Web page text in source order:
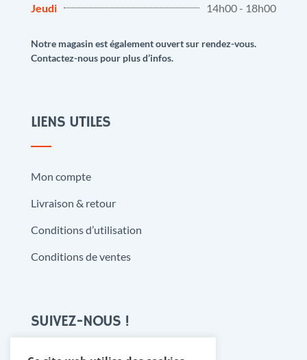
Jeudi
14h00 - 18h00
Notre magasin est également ouvert sur rendez-vous.
Contactez-nous pour plus d’infos.
LIENS UTILES
Mon compte
Livraison & retour
Conditions d’utilisation
Conditions de ventes
SUIVEZ-NOUS !